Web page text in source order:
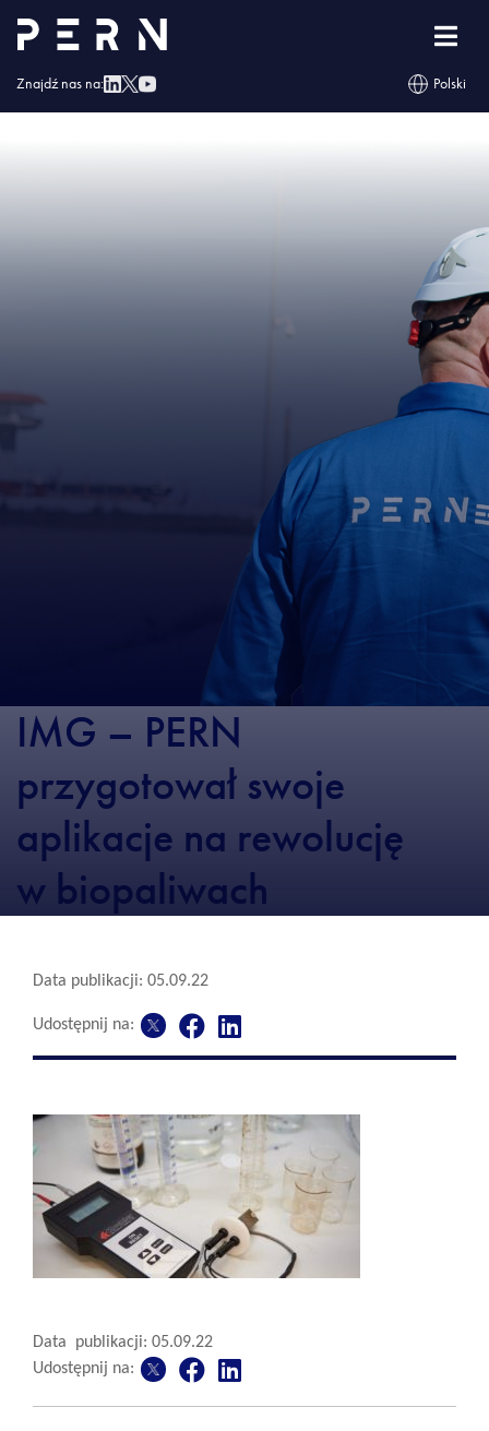
Znajdź nas na: Polski
Strona główna »PERN przygotował swoje aplikacje na rewolucję w
IMG – PERN
przygotował swoje
aplikacje na rewolucję
w biopaliwach
Data publikacji: 05.09.22
Udostępnij na:
Data publikacji: 05.09.22
Udostępnij na: